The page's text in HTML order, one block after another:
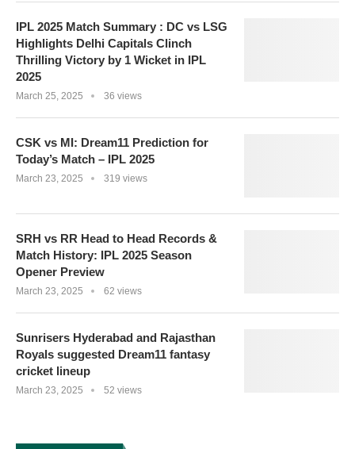
IPL 2025 Match Summary : DC vs LSG
Highlights Delhi Capitals Clinch
Thrilling Victory by 1 Wicket in IPL
2025
March 25, 2025 36 views
CSK vs MI: Dream11 Prediction for
Today’s Match – IPL 2025
March 23, 2025 319 views
SRH vs RR Head to Head Records &
Match History: IPL 2025 Season
Opener Preview
March 23, 2025 62 views
Sunrisers Hyderabad and Rajasthan
Royals suggested Dream11 fantasy
cricket lineup
March 23, 2025 52 views